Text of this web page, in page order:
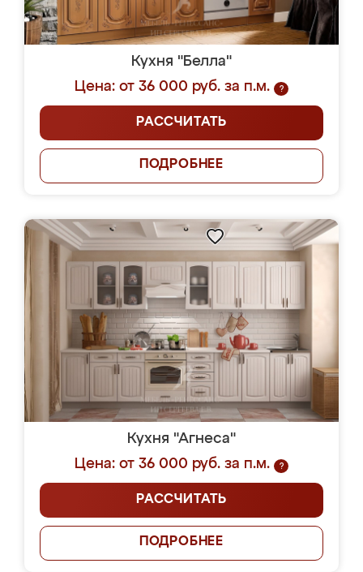
Кухня "Белла"
Цена: от 36 000 руб. за п.м.
?
РАССЧИТАТЬ
ПОДРОБНЕЕ
Кухня "Агнеса"
Цена: от 36 000 руб. за п.м.
?
РАССЧИТАТЬ
ПОДРОБНЕЕ